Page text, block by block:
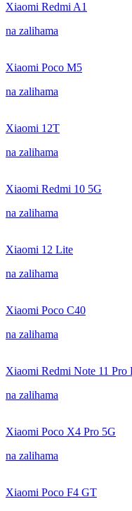
Xiaomi Redmi A1
na zalihama
Xiaomi Poco M5
na zalihama
Xiaomi 12T
na zalihama
Xiaomi Redmi 10 5G
na zalihama
Xiaomi 12 Lite
na zalihama
Xiaomi Poco C40
na zalihama
Xiaomi Redmi Note 11 Pro
na zalihama
Xiaomi Poco X4 Pro 5G
na zalihama
Xiaomi Poco F4 GT